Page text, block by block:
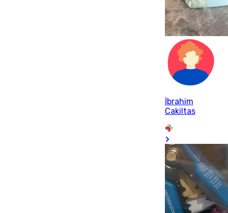
İbrahim
Cakiltas